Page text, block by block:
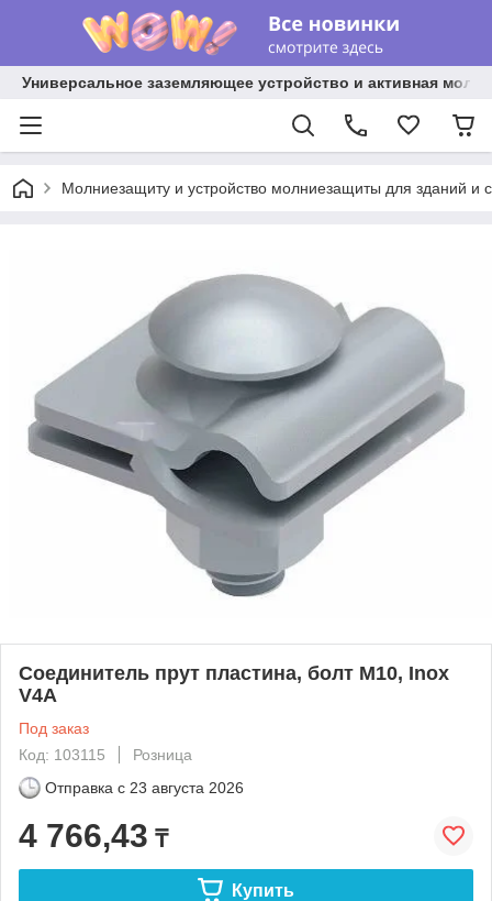
Универсальное заземляющее устройство и активная
Молниезащиту и устройство молниезащиты для зданий и
Соединитель прут пластина, болт M10, Inox
V4A
Под заказ
Код: 103115
Розница
Отправка с 23 августа 2026
4 766,43 ₸
Купить